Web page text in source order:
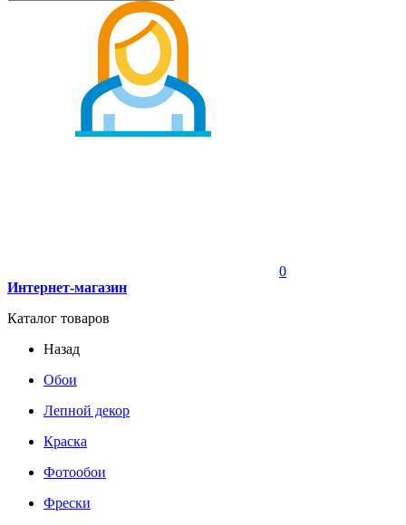
0
Интернет-магазин
Каталог товаров
Назад
Обои
Лепной декор
Краска
Фотообои
Фрески